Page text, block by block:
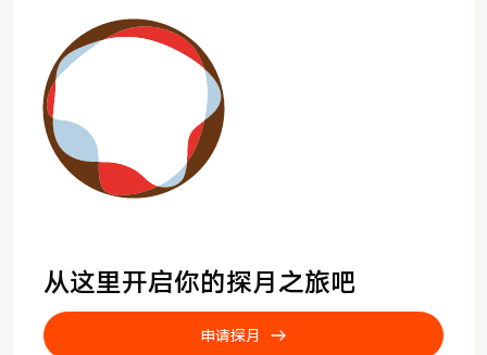
从这里开启你的探月之旅吧
申请探月